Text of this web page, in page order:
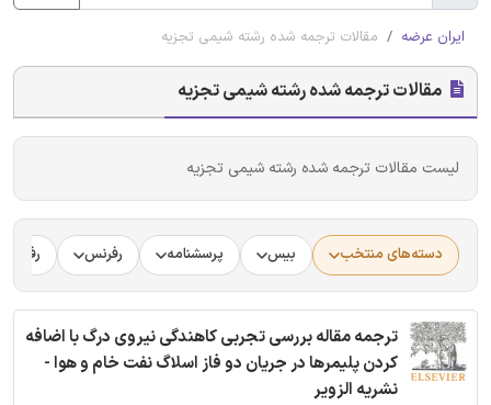
ایران عرضه مقالات ترجمه شده رشته شیمی تجزیه
مقالات ترجمه شده رشته شیمی تجزیه
لیست مقالات ترجمه شده رشته شیمی تجزیه
دسته‌های منتخب بیس پرسشنامه رفرنس
ترجمه مقاله بررسی تجربی کاهندگی نیروی درگ با اضافه
کردن پلیمرها در جریان دو فاز اسلاگ نفت خام و هوا -
نشریه الزویر